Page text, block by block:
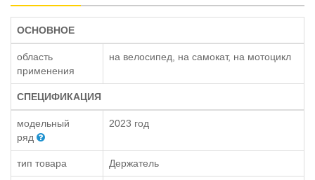
ОСНОВНОЕ
область
применения
на велосипед, на самокат, на мотоцикл
СПЕЦИФИКАЦИЯ
модельный
ряд
2023 год
тип товара Держатель